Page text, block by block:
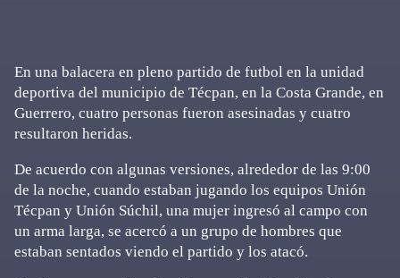
En una balacera en pleno partido de futbol en la unidad
deportiva del municipio de Técpan, en la Costa Grande, en
Guerrero, cuatro personas fueron asesinadas y cuatro
resultaron heridas.
De acuerdo con algunas versiones, alrededor de las 9:00
de la noche, cuando estaban jugando los equipos Unión
Técpan y Unión Súchil, una mujer ingresó al campo con
un arma larga, se acercó a un grupo de hombres que
estaban sentados viendo el partido y los atacó.